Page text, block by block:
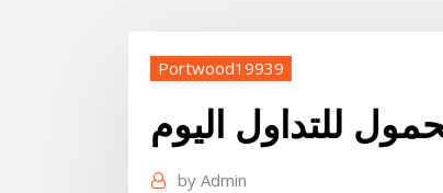
Portwood19939
للتداول اليوم
by Admin